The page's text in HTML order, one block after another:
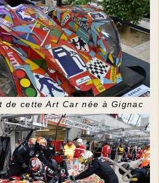
de cette Art Car née à Gignac